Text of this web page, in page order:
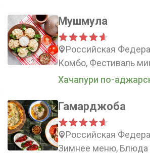
Мушмула
Российская
Комбо, Фестиваль
Хачапури по-
Гамарджоба
Российская
Зимнее меню, Блюда